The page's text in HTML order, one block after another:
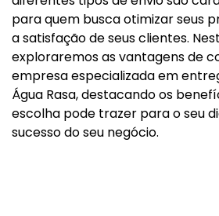
para quem busca otimizar seus
a satisfação de seus clientes.
exploraremos as vantagens de
empresa especializada em
Água Rasa, destacando os
escolha pode trazer para o seu
sucesso do seu negócio.